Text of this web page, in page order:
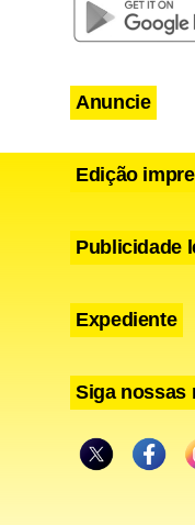
Anuncie
Edição
Publicidade
Expediente
Siga nossas